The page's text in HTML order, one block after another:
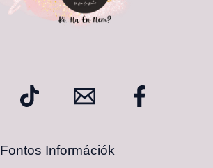
Fontos Információk